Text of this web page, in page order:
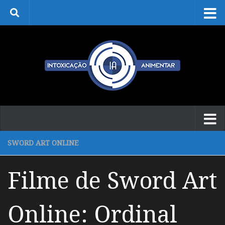
Skip to content
SWORD ART ONLINE
Filme de Sword Art
Online: Ordinal